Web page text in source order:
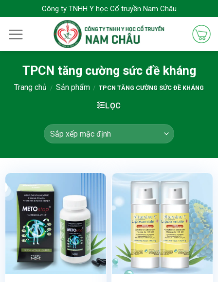
qua
nội
dung
Công ty TNHH Y học Cổ truyền Nam Châu
TPCN tăng cường sức đề kháng
Trang chủ / Sản phẩm / TPCN TĂNG CƯỜNG SỨC ĐỀ KHÁNG
LỌC